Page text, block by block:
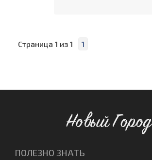
Страница 1 из 1 1
Новый Город
ПОЛЕЗНО ЗНАТЬ